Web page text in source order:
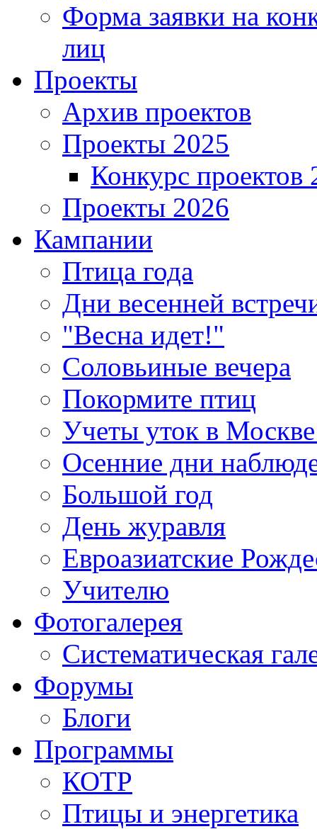
Форма заявки на
лиц
Проекты
Архив проектов
Проекты 2025
Конкурс проектов
Проекты 2026
Кампании
Птица года
Дни весенней
"Весна идет!"
Соловьиные вечера
Покормите птиц
Учеты уток в
Осенние дни
Большой год
День журавля
Евроазиатские
Учителю
Фотогалерея
Систематическая
Форумы
Блоги
Программы
КОТР
Птицы и энергетика